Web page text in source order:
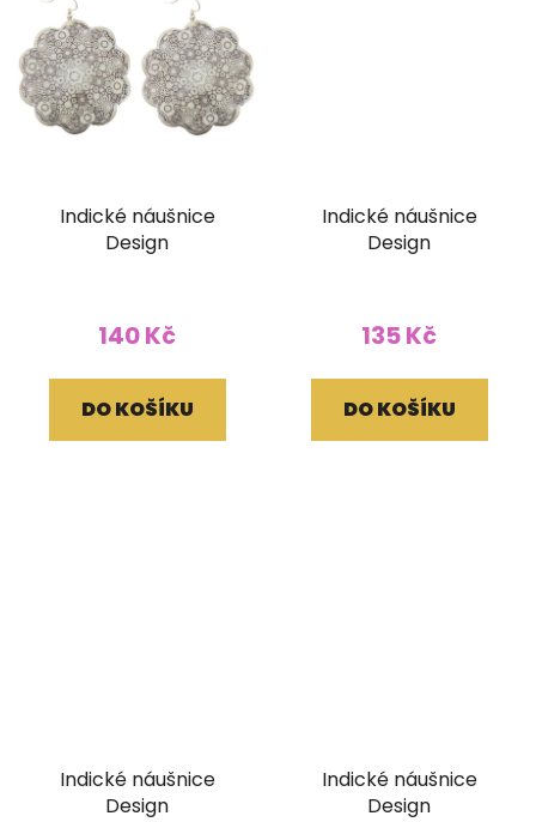
Indické náušnice
Design
140 Kč
DO KOŠÍKU
Indické náušnice
Design
135 Kč
DO KOŠÍKU
Indické náušnice
Design
Indické náušnice
Design